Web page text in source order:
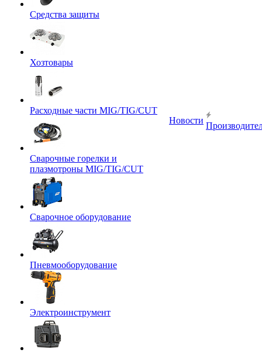
Средства защиты
Хозтовары
Расходные части MIG/TIG/CUT
Сварочные горелки и
плазмотроны MIG/TIG/CUT
Сварочное оборудование
Пневмооборудование
Электроинструмент
Новости